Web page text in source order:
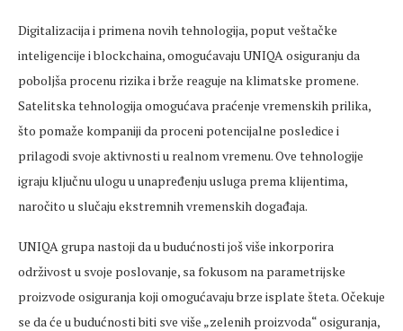
Digitalizacija i primena novih tehnologija, poput veštačke
inteligencije i blockchaina, omogućavaju UNIQA osiguranju da
poboljša procenu rizika i brže reaguje na klimatske promene.
Satelitska tehnologija omogućava praćenje vremenskih prilika,
što pomaže kompaniji da proceni potencijalne posledice i
prilagodi svoje aktivnosti u realnom vremenu. Ove tehnologije
igraju ključnu ulogu u unapređenju usluga prema klijentima,
naročito u slučaju ekstremnih vremenskih događaja.
UNIQA grupa nastoji da u budućnosti još više inkorporira
održivost u svoje poslovanje, sa fokusom na parametrijske
proizvode osiguranja koji omogućavaju brze isplate šteta. Očekuje
se da će u budućnosti biti sve više „zelenih proizvoda“ osiguranja,